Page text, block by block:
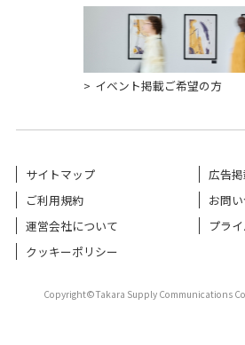
イベント掲載ご希望の方
サイトマップ
広告
ご利用規約
お問
運営会社について
プラ
クッキーポリシー
Copyright©Takara Supply Communications